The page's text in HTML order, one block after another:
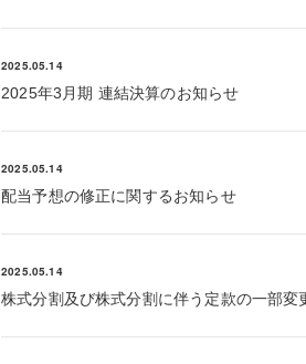
2025.05.14
2025年3月期 連結決算のお知らせ
2025.05.14
配当予想の修正に関するお知らせ
2025.05.14
株式分割及び株式分割に伴う定款の一部変